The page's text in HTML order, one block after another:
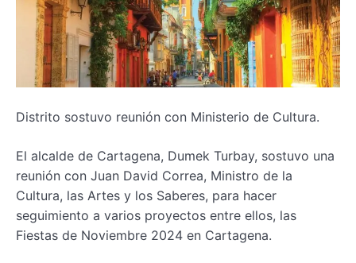
Distrito sostuvo reunión con Ministerio de Cultura.
El alcalde de Cartagena, Dumek Turbay, sostuvo una
reunión con Juan David Correa, Ministro de la
Cultura, las Artes y los Saberes, para hacer
seguimiento a varios proyectos entre ellos, las
Fiestas de Noviembre 2024 en Cartagena.